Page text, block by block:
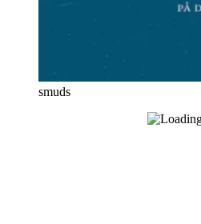
smuds